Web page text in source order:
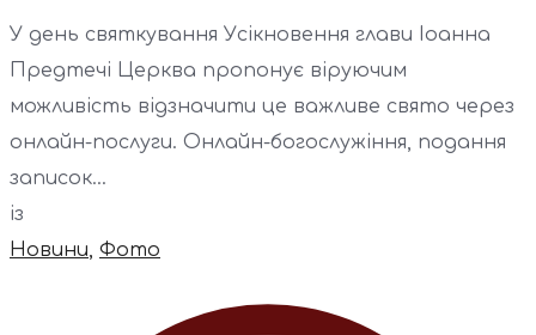
У день святкування Усікновення глави Іоанна
Предтечі Церква пропонує віруючим
можливість відзначити це важливе свято через
онлайн-послуги. Онлайн-богослужіння, подання
записок...
із
Новини, Фото